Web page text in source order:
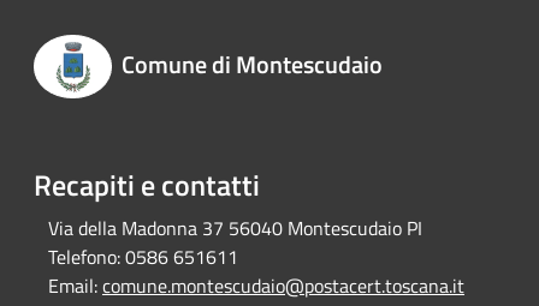
Comune di Montescudaio
Recapiti e contatti
Via della Madonna 37 56040 Montescudaio PI
Telefono:0586 651611
Email:comune.montescudaio@postacert.toscana.it